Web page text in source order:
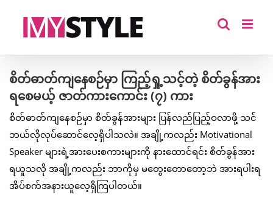
စိတ်ဓာတ်ကျနေစဉ်မှာ ကြည့်ရှု့သင့်တဲ့ စိတ်ခွန်အား
ရစေမယ့် ဇာတ်ကားကောင်း (၇) ကား
စိတ်ဓာတ်ကျနေစဉ်မှာ စိတ်ခွန်အားများ ပြန်လည်ပြည့်ဝလာဖို့ သင်
ဘယ်လိုလုပ်ဆောင်လေ့ရှိပါသလဲ။ အချို့ကလည်း Motivational
Speaker များရဲ့အားပေးစကားများကို နားထောင်ရင်း စိတ်ခွန်အား
ရယူသလို အချို့ကလည်း ဘာကိုမှ မတွေးတောတော့ဘဲ အားရပါးရ
အိပ်စက်အနားယူလေ့ရှိကြပါတယ်။